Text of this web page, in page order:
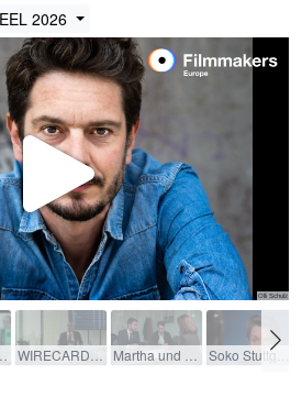
2026
Video
WIRECARD / 2023 / Rolle: James Freis / R: Raymond Ley